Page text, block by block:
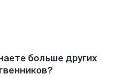
больше других